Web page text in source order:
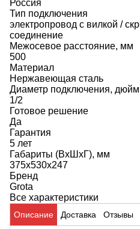
Россия
Тип подключения
электропровод с вилкой /
соединение
Межосевое расстояние, мм
500
Материал
Нержавеющая сталь
Диаметр подключения, дюйм
1/2
Готовое решение
Да
Гарантия
5 лет
Габариты (ВхШхГ), мм
375х530x247
Бренд
Grota
Все характеристики
Описание Доставка Отзывы